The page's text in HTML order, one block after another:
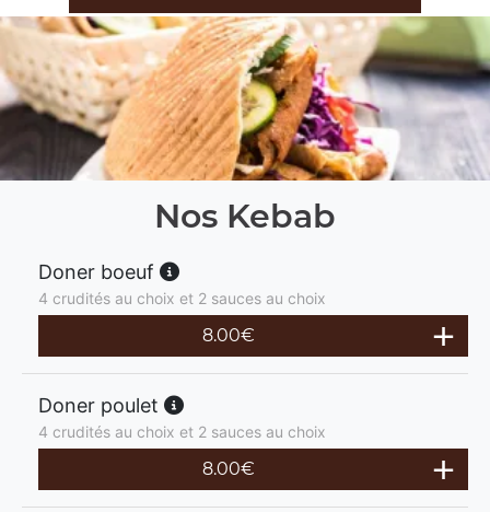
Nos Kebab
Doner boeuf
4 crudités au choix et 2 sauces au choix
8.00€
Doner poulet
4 crudités au choix et 2 sauces au choix
8.00€